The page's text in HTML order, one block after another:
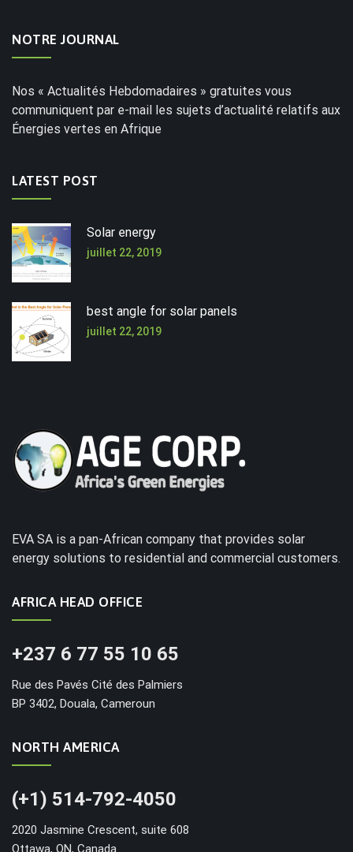
NOTRE JOURNAL
Nos « Actualités Hebdomadaires » gratuites vous
communiquent par e-mail les sujets d’actualité relatifs aux
Énergies vertes en Afrique
LATEST POST
Solar energy
juillet 22, 2019
best angle for solar panels
juillet 22, 2019
EVA SA is a pan-African company that provides solar
energy solutions to residential and commercial customers.
AFRICA HEAD OFFICE
+237 6 77 55 10 65
Rue des Pavés Cité des Palmiers
BP 3402, Douala, Cameroun
NORTH AMERICA
(+1) 514-792-4050
2020 Jasmine Crescent, suite 608
Ottawa, ON, Canada